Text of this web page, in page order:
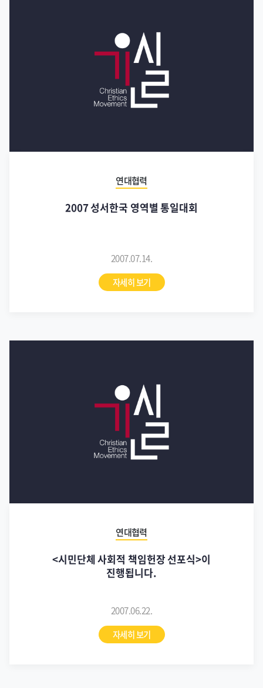
연대협력
2007 성서한국 영역별 통일대회
2007.07.14.
자세히 보기
연대협력
<시민단체 사회적 책임헌장 선포식>이
진행됩니다.
2007.06.22.
자세히 보기